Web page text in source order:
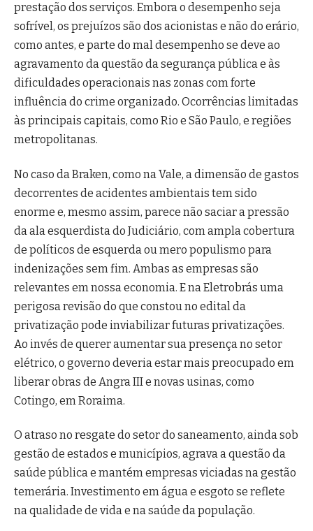
prestação dos serviços. Embora o desempenho seja
sofrível, os prejuízos são dos acionistas e não do erário,
como antes, e parte do mal desempenho se deve ao
agravamento da questão da segurança pública e às
dificuldades operacionais nas zonas com forte
influência do crime organizado. Ocorrências limitadas
às principais capitais, como Rio e São Paulo, e regiões
metropolitanas.
No caso da Braken, como na Vale, a dimensão de gastos
decorrentes de acidentes ambientais tem sido
enorme e, mesmo assim, parece não saciar a pressão
da ala esquerdista do Judiciário, com ampla cobertura
de políticos de esquerda ou mero populismo para
indenizações sem fim. Ambas as empresas são
relevantes em nossa economia. E na Eletrobrás uma
perigosa revisão do que constou no edital da
privatização pode inviabilizar futuras privatizações.
Ao invés de querer aumentar sua presença no setor
elétrico, o governo deveria estar mais preocupado em
liberar obras de Angra III e novas usinas, como
Cotingo, em Roraima.
O atraso no resgate do setor do saneamento, ainda sob
gestão de estados e municípios, agrava a questão da
saúde pública e mantém empresas viciadas na gestão
temerária. Investimento em água e esgoto se reflete
na qualidade de vida e na saúde da população.